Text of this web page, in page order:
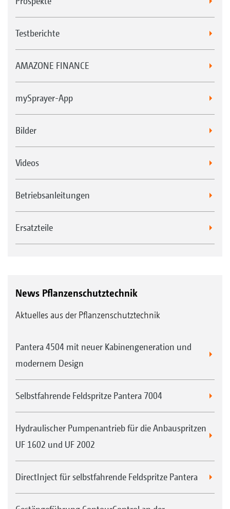
Testberichte
AMAZONE FINANCE
mySprayer-App
Bilder
Videos
Betriebsanleitungen
Ersatzteile
News Pflanzenschutztechnik
Aktuelles aus der Pflanzenschutztechnik
Pantera 4504 mit neuer Kabinengeneration und
modernem Design
Selbstfahrende Feldspritze Pantera 7004
Hydraulischer Pumpenantrieb für die Anbauspritzen
UF 1602 und UF 2002
DirectInject für selbstfahrende Feldspritze Pantera